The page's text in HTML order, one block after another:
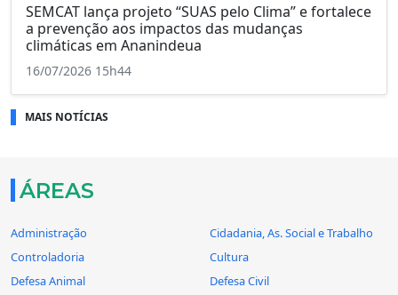
SEMCAT lança projeto “SUAS pelo Clima” e fortalece
a prevenção aos impactos das mudanças
climáticas em Ananindeua
16/07/2026 15h44
MAIS NOTÍCIAS
ÁREAS
Administração
Cidadania, As. Social e Trabalho
Controladoria
Cultura
Defesa Animal
Defesa Civil